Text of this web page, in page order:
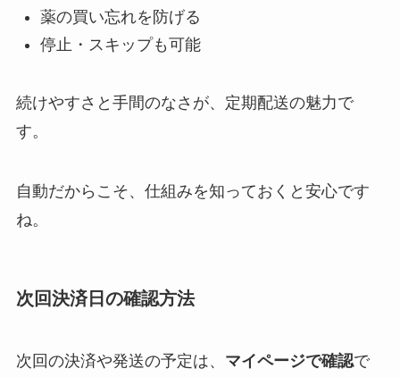
薬の買い忘れを防げる
停止・スキップも可能
続けやすさと手間のなさが、定期配送の魅力で
す。
自動だからこそ、仕組みを知っておくと安心です
ね。
次回決済日の確認方法
次回の決済や発送の予定は、 マイページで確認で